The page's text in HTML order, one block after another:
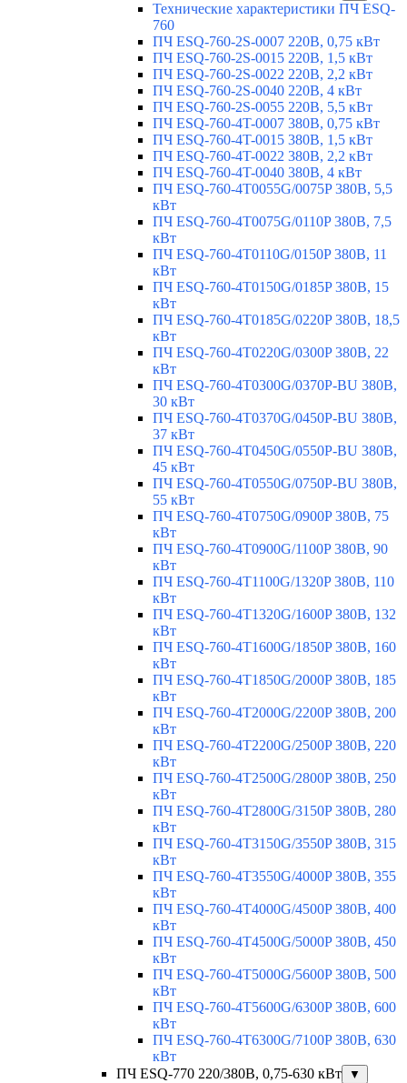
Технические характеристики ПЧ ESQ-
760
ПЧ ESQ-760-2S-0007 220В, 0,75 кВт
ПЧ ESQ-760-2S-0015 220В, 1,5 кВт
ПЧ ESQ-760-2S-0022 220В, 2,2 кВт
ПЧ ESQ-760-2S-0040 220В, 4 кВт
ПЧ ESQ-760-2S-0055 220В, 5,5 кВт
ПЧ ESQ-760-4T-0007 380В, 0,75 кВт
ПЧ ESQ-760-4T-0015 380В, 1,5 кВт
ПЧ ESQ-760-4T-0022 380В, 2,2 кВт
ПЧ ESQ-760-4T-0040 380В, 4 кВт
ПЧ ESQ-760-4T0055G/0075P 380В, 5,5
кВт
ПЧ ESQ-760-4T0075G/0110P 380В, 7,5
кВт
ПЧ ESQ-760-4T0110G/0150P 380В, 11
кВт
ПЧ ESQ-760-4T0150G/0185P 380В, 15
кВт
ПЧ ESQ-760-4T0185G/0220P 380В, 18,5
кВт
ПЧ ESQ-760-4T0220G/0300P 380В, 22
кВт
ПЧ ESQ-760-4T0300G/0370P-BU 380В,
30 кВт
ПЧ ESQ-760-4T0370G/0450P-BU 380В,
37 кВт
ПЧ ESQ-760-4T0450G/0550P-BU 380В,
45 кВт
ПЧ ESQ-760-4T0550G/0750P-BU 380В,
55 кВт
ПЧ ESQ-760-4T0750G/0900P 380В, 75
кВт
ПЧ ESQ-760-4T0900G/1100P 380В, 90
кВт
ПЧ ESQ-760-4T1100G/1320P 380В, 110
кВт
ПЧ ESQ-760-4T1320G/1600P 380В, 132
кВт
ПЧ ESQ-760-4T1600G/1850P 380В, 160
кВт
ПЧ ESQ-760-4T1850G/2000P 380В, 185
кВт
ПЧ ESQ-760-4T2000G/2200P 380В, 200
кВт
ПЧ ESQ-760-4T2200G/2500P 380В, 220
кВт
ПЧ ESQ-760-4T2500G/2800P 380В, 250
кВт
ПЧ ESQ-760-4T2800G/3150P 380В, 280
кВт
ПЧ ESQ-760-4T3150G/3550P 380В, 315
кВт
ПЧ ESQ-760-4T3550G/4000P 380В, 355
кВт
ПЧ ESQ-760-4T4000G/4500P 380В, 400
кВт
ПЧ ESQ-760-4T4500G/5000P 380В, 450
кВт
ПЧ ESQ-760-4T5000G/5600P 380В, 500
кВт
ПЧ ESQ-760-4T5600G/6300P 380В, 600
кВт
ПЧ ESQ-760-4T6300G/7100P 380В, 630
кВт
ПЧ ESQ-770 220/380В, 0,75-630 кВт
▼